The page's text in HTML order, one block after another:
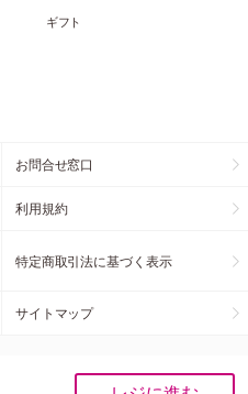
ギフト
お問合せ窓口
利用規約
特定商取引法に基づく表示
サイトマップ